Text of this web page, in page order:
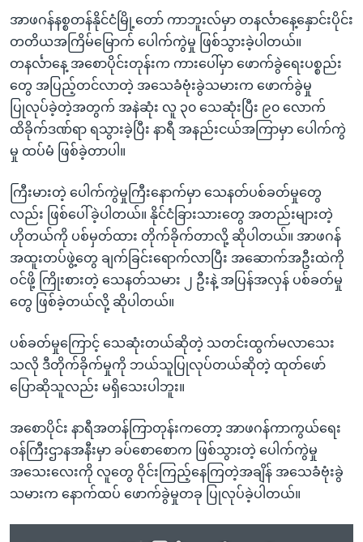
ရှာဖွေ
ရန်
နေရာ
သို့
ကျော်
ရန်
ဘာသာစကားများ
အာဖဂန်နစ္စတန်နိုင်ငံမြို့တော် ကာဘူးလ်မှာ တနင်္လာနေ့နှောင်းပိုင်း
တတိယအကြိမ်မြောက် ပေါက်ကွဲမှု ဖြစ်သွားခဲ့ပါတယ်။
တနင်္လာနေ့ အစောပိုင်းတုန်းက ကားပေါ်မှာ ဖောက်ခွဲရေးပစ္စည်း
တွေ အပြည့်တင်လာတဲ့ အသေခံဗုံးခွဲသမားက ဖောက်ခွဲမှု
ပြုလုပ်ခဲ့တဲ့အတွက် အနဲဆုံး လူ ၃၀ သေဆုံးပြီး ၉၀ လောက်
ထိခိုက်ဒဏ်ရာ ရသွားခဲ့ပြီး နာရီ အနည်းငယ်အကြာမှာ ပေါက်ကွဲ
မှု ထပ်မံ ဖြစ်ခဲ့တာပါ။
ကြီးမားတဲ့ ပေါက်ကွဲမှုကြီးနောက်မှာ သေနတ်ပစ်ခတ်မှုတွေ
လည်း ဖြစ်ပေါ်ခဲ့ပါတယ်။ နိုင်ငံခြားသားတွေ အတည်းများတဲ့
ဟိုတယ်ကို ပစ်မှတ်ထား တိုက်ခိုက်တာလို့ ဆိုပါတယ်။ အာဖဂန်
အထူးတပ်ဖွဲ့တွေ ချက်ခြင်းရောက်လာပြီး အဆောက်အဦးထဲကို
ဝင်ဖို့ ကြိုးစားတဲ့ သေနတ်သမား ၂ ဦးနဲ့ အပြန်အလှန် ပစ်ခတ်မှု
တွေ ဖြစ်ခဲ့တယ်လို့ ဆိုပါတယ်။
ပစ်ခတ်မှုကြောင့် သေဆုံးတယ်ဆိုတဲ့ သတင်းထွက်မလာသေး
သလို ဒီတိုက်ခိုက်မှုကို ဘယ်သူပြုလုပ်တယ်ဆိုတဲ့ ထုတ်ဖော်
ပြောဆိုသူလည်း မရှိသေးပါဘူး။
အစောပိုင်း နာရီအတန်ကြာတုန်းကတော့ အာဖဂန်ကာကွယ်ရေး
ဝန်ကြီးဌာနအနီးမှာ ခပ်စောစောက ဖြစ်သွားတဲ့ ပေါက်ကွဲမှု
အသေးလေးကို လူတွေ ဝိုင်းကြည့်နေကြတဲ့အချိန် အသေခံဗုံးခွဲ
သမားက နောက်ထပ် ဖောက်ခွဲမှုတခု ပြုလုပ်ခဲ့ပါတယ်။